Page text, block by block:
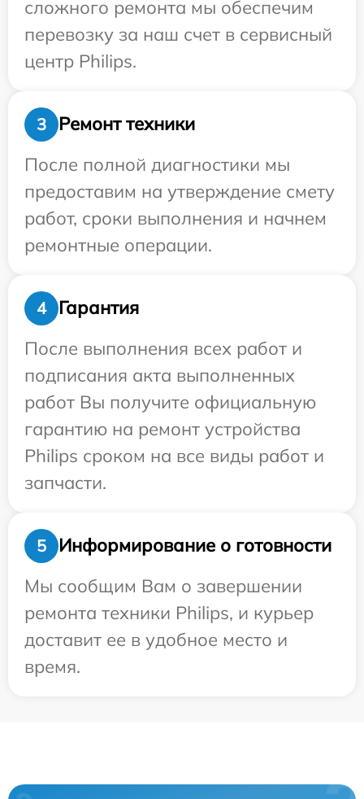
сложного ремонта мы обеспечим
перевозку за наш счет в сервисный
центр Philips.
3
Ремонт техники
После полной диагностики мы
предоставим на утверждение смету
работ, сроки выполнения и начнем
ремонтные операции.
4
Гарантия
После выполнения всех работ и
подписания акта выполненных
работ Вы получите официальную
гарантию на ремонт устройства
Philips сроком на все виды работ и
запчасти.
5
Информирование о готовности
Мы сообщим Вам о завершении
ремонта техники Philips, и курьер
доставит ее в удобное место и
время.